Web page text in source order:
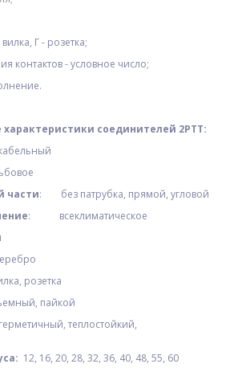
Г - розетка;
контактов - условное число;
соединителей 2РТТ:
части: без патрубка, прямой, угловой
: всеклиматическое
розетка
пайкой
теплостойкий,
12, 16, 20, 28, 32, 36, 40, 48, 55, 60